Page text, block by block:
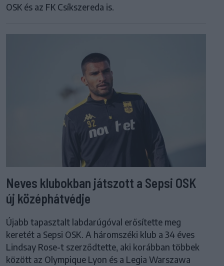
OSK és az FK Csíkszereda is.
Neves klubokban játszott a Sepsi OSK
új középhátvédje
Újabb tapasztalt labdarúgóval erősítette meg
keretét a Sepsi OSK. A háromszéki klub a 34 éves
Lindsay Rose-t szerződtette, aki korábban többek
között az Olympique Lyon és a Legia Warszawa